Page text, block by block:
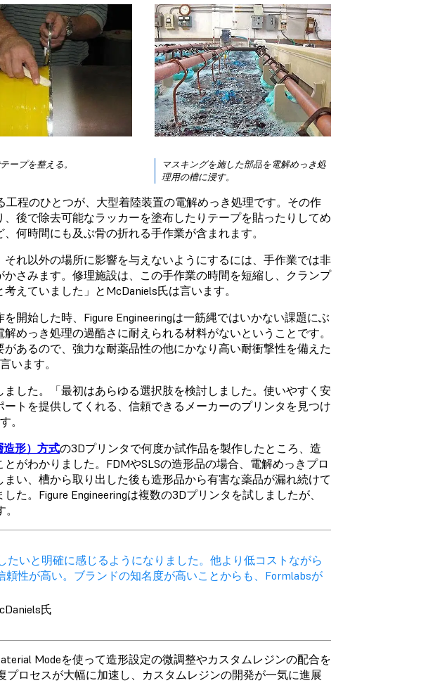
ープを整える。
マスキングを施した部品を電解めっき処
理用の槽に浸す。
程のひとつが、大型着陸装置の電解めっき処理です。その作
後で除去可能なラッカーを塗布したりテープを貼ったりしてめ
何時間にも及ぶ骨の折れる手作業が含まれます。
それ以外の場所に影響を与えないようにするには、手作業では非
さみます。修理施設は、この手作業の時間を短縮し、クランプ
えていました」とMcDaniels氏は言います。
開始した時、Figure Engineeringは一筋縄ではいかない課題にぶ
めっき処理の過酷さに耐えられる材料がないということです。
あるので、強力な耐薬品性の他にかなり高い耐衝撃性を備えた
います。
した。「最初はあらゆる選択肢を検討しました。使いやすく安
トを提供してくれる、信頼できるメーカーのプリンタを見つけ
。
造形）方式の3Dプリンタで何度か試作品を製作したところ、造
がわかりました。FDMやSLSの造形品の場合、電解めっきプロ
い、槽から取り出した後も造形品から有害な薬品が漏れ続けて
た。Figure Engineeringは複数の3Dプリンタを試しましたが、
たいと明確に感じるようになりました。他より低コストながら
性が高い。ブランドの知名度が高いことからも、Formlabsが
氏
Modeを使って造形設定の微調整やカスタムレジンの配合を
ロセスが大幅に加速し、カスタムレジンの開発が一気に進展